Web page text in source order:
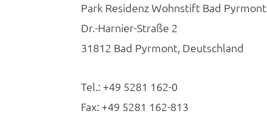
Park Residenz Wohnstift Bad Pyrmont
Dr.-Harnier-Straße 2
31812 Bad Pyrmont, Deutschland
Tel.: +49 5281 162-0
Fax: +49 5281 162-813